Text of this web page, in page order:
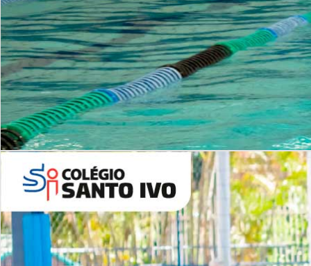
Período Integral | Saiba mais
INSTITUCIONAL